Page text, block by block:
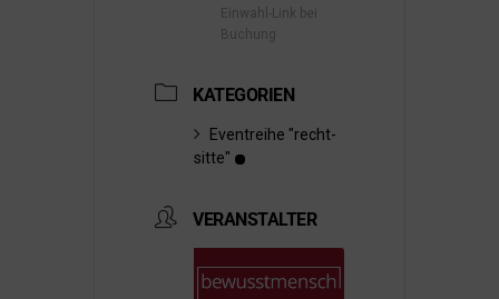
Einwahl-Link bei
Buchung
KATEGORIEN
Eventreihe "recht-
sitte"
VERANSTALTER